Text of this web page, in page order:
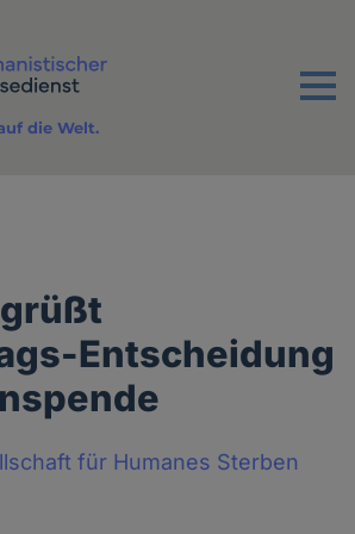
Menu
die Welt.
Entscheidung
für Humanes Sterben